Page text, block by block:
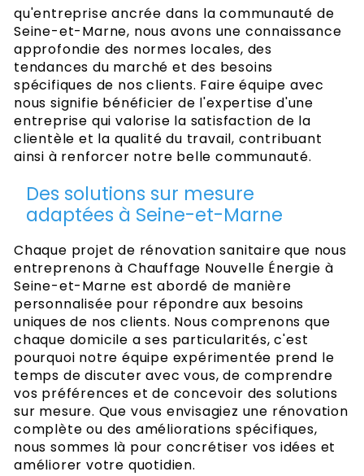
qu'entreprise ancrée dans la communauté de
Seine-et-Marne, nous avons une connaissance
approfondie des normes locales, des
tendances du marché et des besoins
spécifiques de nos clients. Faire équipe avec
nous signifie bénéficier de l'expertise d'une
entreprise qui valorise la satisfaction de la
clientèle et la qualité du travail, contribuant
ainsi à renforcer notre belle communauté.
Des solutions sur mesure
adaptées à Seine-et-Marne
Chaque projet de rénovation sanitaire que nous
entreprenons à Chauffage Nouvelle Énergie à
Seine-et-Marne est abordé de manière
personnalisée pour répondre aux besoins
uniques de nos clients. Nous comprenons que
chaque domicile a ses particularités, c'est
pourquoi notre équipe expérimentée prend le
temps de discuter avec vous, de comprendre
vos préférences et de concevoir des solutions
sur mesure. Que vous envisagiez une rénovation
complète ou des améliorations spécifiques,
nous sommes là pour concrétiser vos idées et
améliorer votre quotidien.